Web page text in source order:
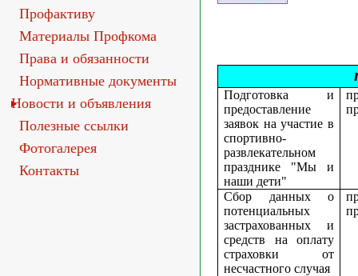
Профактиву
Материалы Профкома
Права и обязанности
Нормативные документы
Новости и объявления
Полезные ссылки
Фотогалерея
Контакты
Подготовка и
предоставление
заявок на участие в
спортивно-
развлекательном
празднике "Мы и
наши дети"
Сбор данных о
потенциальных
застрахованных и
средств на оплату
страховки от
несчастного случая